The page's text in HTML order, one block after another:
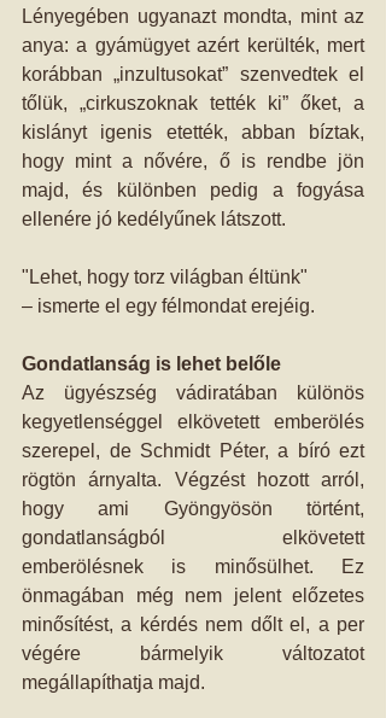
Lényegében ugyanazt mondta, mint az
anya: a gyámügyet azért kerülték, mert
korábban „inzultusokat” szenvedtek el
tőlük, „cirkuszoknak tették ki” őket, a
kislányt igenis etették, abban bíztak,
hogy mint a nővére, ő is rendbe jön
majd, és különben pedig a fogyása
ellenére jó kedélyűnek látszott.
"Lehet, hogy torz világban éltünk"
– ismerte el egy félmondat erejéig.
Gondatlanság is lehet belőle
Az ügyészség vádiratában különös
kegyetlenséggel elkövetett emberölés
szerepel, de Schmidt Péter, a bíró ezt
rögtön árnyalta. Végzést hozott arról,
hogy ami Gyöngyösön történt,
gondatlanságból elkövetett
emberölésnek is minősülhet. Ez
önmagában még nem jelent előzetes
minősítést, a kérdés nem dőlt el, a per
végére bármelyik változatot
megállapíthatja majd.